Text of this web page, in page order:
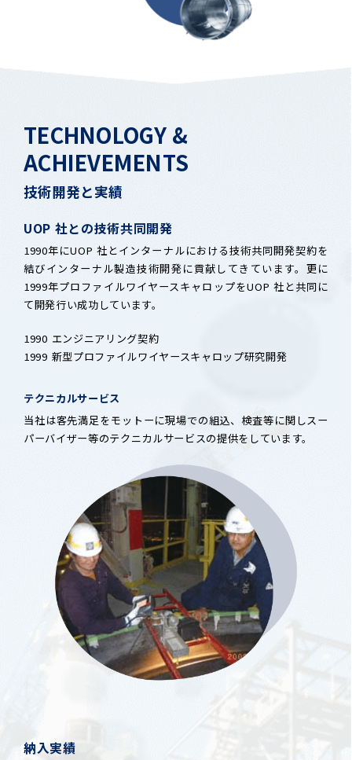
TECHNOLOGY &
ACHIEVEMENTS
技術開発と実績
UOP 社との技術共同開発
1990年にUOP 社とインターナルにおける技術共同開発契約を
結びインターナル製造技術開発に貢献してきています。更に
1999年プロファイルワイヤースキャロップをUOP 社と共同に
て開発行い成功しています。
1990 エンジニアリング契約
1999 新型プロファイルワイヤースキャロップ研究開発
テクニカルサービス
当社は客先満足をモットーに現場での組込、検査等に関しスー
パーバイザー等のテクニカルサービスの提供をしています。
納入実績